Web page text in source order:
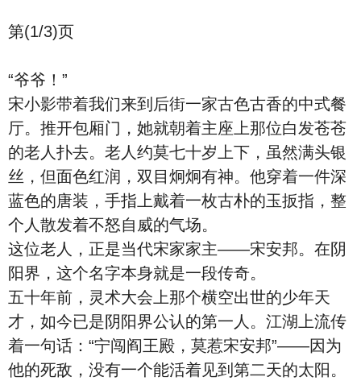
第(1/3)页
“爷爷！”
宋小影带着我们来到后街一家古色古香的中式餐
厅。推开包厢门，她就朝着主座上那位白发苍苍
的老人扑去。老人约莫七十岁上下，虽然满头银
丝，但面色红润，双目炯炯有神。他穿着一件深
蓝色的唐装，手指上戴着一枚古朴的玉扳指，整
个人散发着不怒自威的气场。
这位老人，正是当代宋家家主——宋安邦。在阴
阳界，这个名字本身就是一段传奇。
五十年前，灵术大会上那个横空出世的少年天
才，如今已是阴阳界公认的第一人。江湖上流传
着一句话：“宁闯阎王殿，莫惹宋安邦”——因为
他的死敌，没有一个能活着见到第二天的太阳。